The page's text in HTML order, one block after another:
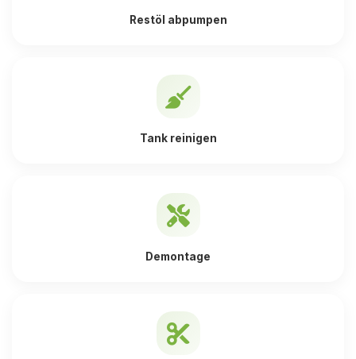
Restöl abpumpen
Tank reinigen
Demontage